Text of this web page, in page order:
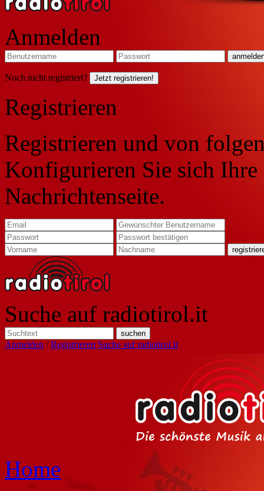
Anmelden
Noch nicht registriert? Jetzt registrieren!
Registrieren
Registrieren und von
Konfigurieren Sie sich
Nachrichtenseite.
Suche auf radiotirol.it
Anmelden /Registrieren Suche auf radiotirol.it
Home